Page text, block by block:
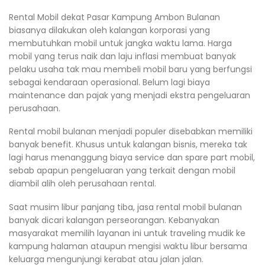
Rental Mobil dekat Pasar Kampung Ambon Bulanan
biasanya dilakukan oleh kalangan korporasi yang
membutuhkan mobil untuk jangka waktu lama. Harga
mobil yang terus naik dan laju inflasi membuat banyak
pelaku usaha tak mau membeli mobil baru yang berfungsi
sebagai kendaraan operasional. Belum lagi biaya
maintenance dan pajak yang menjadi ekstra pengeluaran
perusahaan.
Rental mobil bulanan menjadi populer disebabkan memiliki
banyak benefit. Khusus untuk kalangan bisnis, mereka tak
lagi harus menanggung biaya service dan spare part mobil,
sebab apapun pengeluaran yang terkait dengan mobil
diambil alih oleh perusahaan rental.
Saat musim libur panjang tiba, jasa rental mobil bulanan
banyak dicari kalangan perseorangan. Kebanyakan
masyarakat memilih layanan ini untuk traveling mudik ke
kampung halaman ataupun mengisi waktu libur bersama
keluarga mengunjungi kerabat atau jalan jalan.